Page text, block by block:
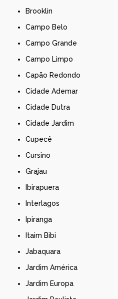
Brooklin
Campo Belo
Campo Grande
Campo Limpo
Capão Redondo
Cidade Ademar
Cidade Dutra
Cidade Jardim
Cupecê
Cursino
Grajau
Ibirapuera
Interlagos
Ipiranga
Itaim Bibi
Jabaquara
Jardim América
Jardim Europa